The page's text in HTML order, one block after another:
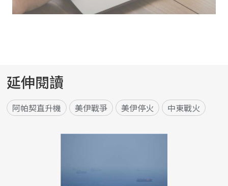
延伸閱讀
阿帕契直升機 美伊戰爭 美伊停火 中東戰火